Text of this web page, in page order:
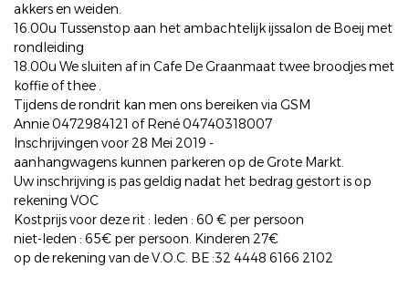
akkers en weiden.
16.00u Tussenstop aan het ambachtelijk ijssalon de Boeij met
rondleiding
18.00u We sluiten af in Cafe De Graanmaat twee broodjes met
koffie of thee .
Tijdens de rondrit kan men ons bereiken via GSM
Annie 0472984121 of René 04740318007
Inschrijvingen voor 28 Mei 2019 -
aanhangwagens kunnen parkeren op de Grote Markt.
Uw inschrijving is pas geldig nadat het bedrag gestort is op
rekening VOC
Kostprijs voor deze rit : leden : 60 € per persoon
niet-leden : 65€ per persoon. Kinderen 27€
op de rekening van de V.O.C. BE :32 4448 6166 2102